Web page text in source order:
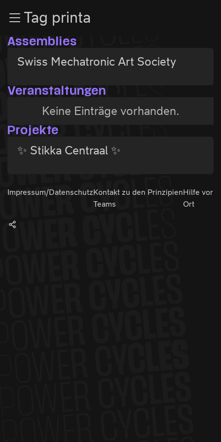
Zum InhaltTag printa
Assemblies
Swiss Mechatronic Art Society
Veranstaltungen
Keine Einträge vorhanden.
Projekte
✨ Stikka Centraal ✨
Impressum/DatenschutzKontakt zu den
Teams
PrinzipienHilfe vor
Ort